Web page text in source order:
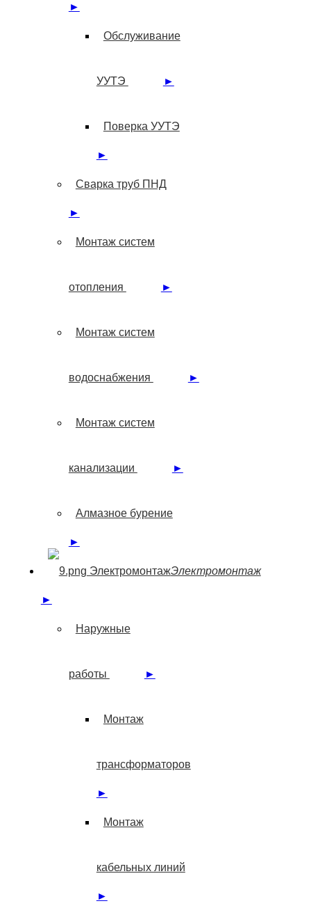
►
Обслуживание
УУТЭ ►
Поверка УУТЭ
►
Сварка труб ПНД
►
Монтаж систем
отопления ►
Монтаж систем
водоснабжения ►
Монтаж систем
канализации ►
Алмазное бурение
►
ЭлектромонтажЭлектромонтаж
►
Наружные
работы ►
Монтаж
трансформаторов
►
Монтаж
кабельных линий
►